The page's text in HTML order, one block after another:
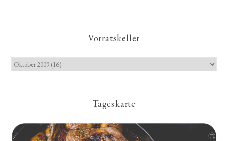
Vorratskeller
Tageskarte